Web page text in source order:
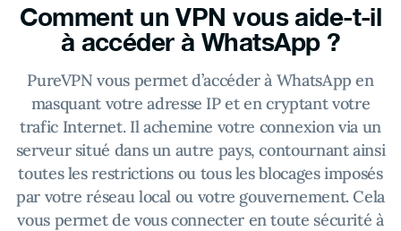
Comment un VPN vous aide-t-il
à accéder à WhatsApp ?
PureVPN vous permet d’accéder à WhatsApp en
masquant votre adresse IP et en cryptant votre
trafic Internet. Il achemine votre connexion via un
serveur situé dans un autre pays, contournant ainsi
toutes les restrictions ou tous les blocages imposés
par votre réseau local ou votre gouvernement. Cela
vous permet de vous connecter en toute sécurité à